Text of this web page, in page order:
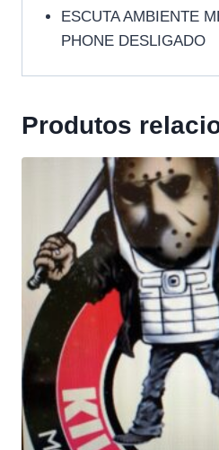
ESCUTA AMBIENTE
PHONE DESLIGADO
Produtos